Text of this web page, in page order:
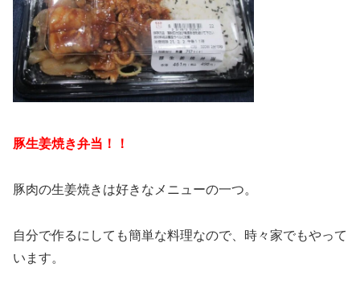
豚生姜焼き弁当！！
豚肉の生姜焼きは好きなメニューの一つ。
自分で作るにしても簡単な料理なので、時々家でもやって
います。